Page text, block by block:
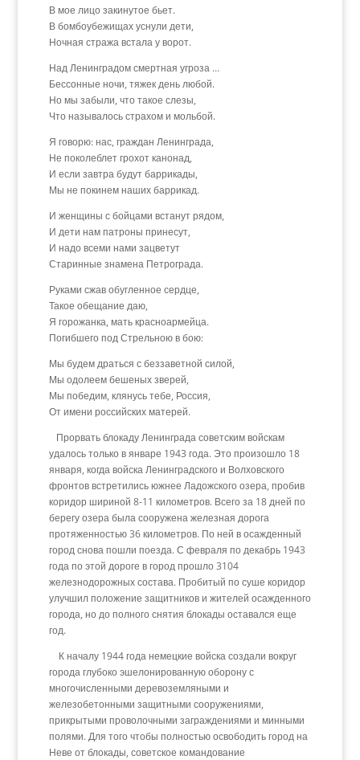
В мое лицо закинутое бьет.
В бомбоубежищах уснули дети,
Ночная стража встала у ворот.
Над Ленинградом смертная угроза …
Бессонные ночи, тяжек день любой.
Но мы забыли, что такое слезы,
Что называлось страхом и мольбой.
Я говорю: нас, граждан Ленинграда,
Не поколеблет грохот канонад,
И если завтра будут баррикады,
Мы не покинем наших баррикад.
И женщины с бойцами встанут рядом,
И дети нам патроны принесут,
И надо всеми нами зацветут
Старинные знамена Петрограда.
Руками сжав обугленное сердце,
Такое обещание даю,
Я горожанка, мать красноармейца.
Погибшего под Стрельною в бою:
Мы будем драться с беззаветной силой,
Мы одолеем бешеных зверей,
Мы победим, клянусь тебе, Россия,
От имени российских матерей.
Прорвать блокаду Ленинграда советским войскам
удалось только в январе 1943 года. Это произошло 18
января, когда войска Ленинградского и Волховского
фронтов встретились южнее Ладожского озера, пробив
коридор шириной 8-11 километров. Всего за 18 дней по
берегу озера была сооружена железная дорога
протяженностью 36 километров. По ней в осажденный
город снова пошли поезда. С февраля по декабрь 1943
года по этой дороге в город прошло 3104
железнодорожных состава. Пробитый по суше коридор
улучшил положение защитников и жителей осажденного
города, но до полного снятия блокады оставался еще
год.
К началу 1944 года немецкие войска создали вокруг
города глубоко эшелонированную оборону с
многочисленными деревоземляными и
железобетонными защитными сооружениями,
прикрытыми проволочными заграждениями и минными
полями. Для того чтобы полностью освободить город на
Неве от блокады, советское командование